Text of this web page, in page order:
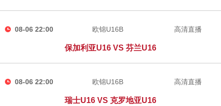
08-06 22:00 欧锦U16B
保加利亚U16 VS 芬兰U16
高清直播
08-06 22:00 欧锦U16B
瑞士U16 VS 克罗地亚U16
高清直播